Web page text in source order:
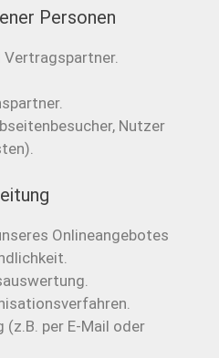
Personen
Nutzer
Onlineangebotes
per E-Mail oder